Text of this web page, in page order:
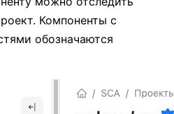
Компоненты с
обозначаются